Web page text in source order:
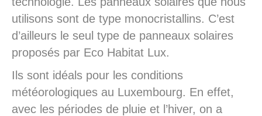
utilisons sont de type monocristallins. C’est
d’ailleurs le seul type de panneaux solaires
proposés par Eco Habitat Lux.
Ils sont idéals pour les conditions
météorologiques au Luxembourg. En effet,
avec les périodes de pluie et l’hiver, on a